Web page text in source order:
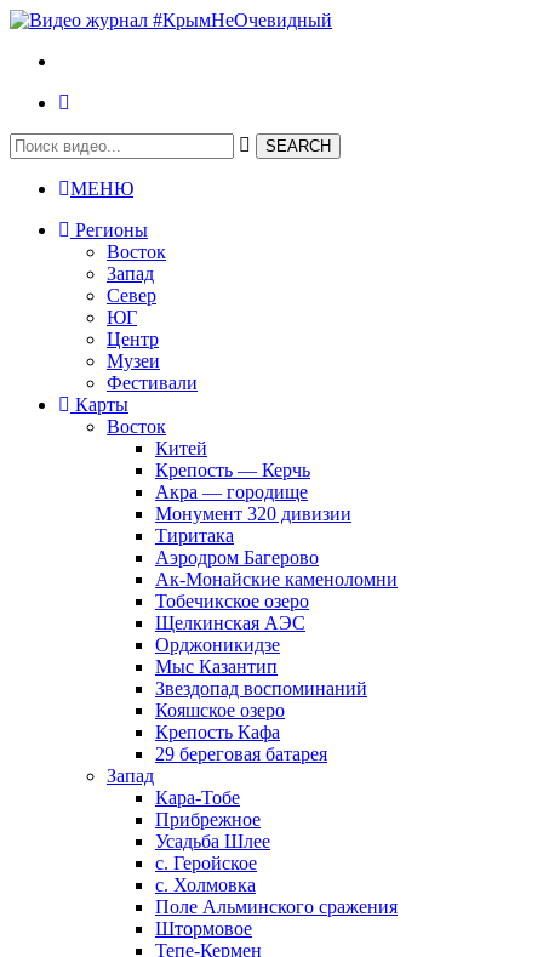
МЕНЮ
Регионы
Восток
Запад
Север
ЮГ
Центр
Музеи
Фестивали
Карты
Восток
Китей
Крепость — Керчь
Акра — городище
Монумент 320 дивизии
Тиритака
Аэродром Багерово
Ак-Монайские каменоломни
Тобечикское озеро
Щелкинская АЭС
Орджоникидзе
Мыс Казантип
Звездопад воспоминаний
Кояшское озеро
Крепость Кафа
29 береговая батарея
Запад
Кара-Тобе
Прибрежное
Усадьба Шлее
с. Геройское
с. Холмовка
Поле Альминского сражения
Штормовое
Тепе-Кермен